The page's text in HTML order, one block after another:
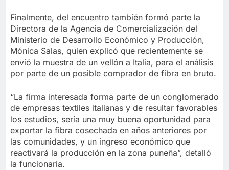
Finalmente, del encuentro también formó parte la
Directora de la Agencia de Comercialización del
Ministerio de Desarrollo Económico y Producción,
Mónica Salas, quien explicó que recientemente se
envió la muestra de un vellón a Italia, para el análisis
por parte de un posible comprador de fibra en bruto.
“La firma interesada forma parte de un conglomerado
de empresas textiles italianas y de resultar favorables
los estudios, sería una muy buena oportunidad para
exportar la fibra cosechada en años anteriores por
las comunidades, y un ingreso económico que
reactivará la producción en la zona puneña”, detalló
la funcionaria.